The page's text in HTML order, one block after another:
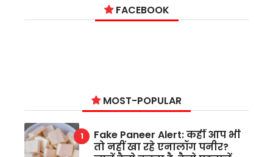
FACEBOOK
MOST-POPULAR
Fake Paneer Alert: कहीं आप भी
तो नहीं खा रहे एनालॉग पनीर?